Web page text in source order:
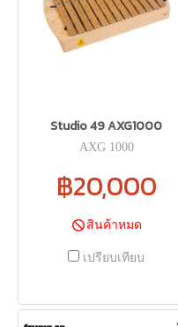
Studio 49 AXG1000
AXG 1000
฿20,000
สินค้าหมด
เปรียบเทียบ